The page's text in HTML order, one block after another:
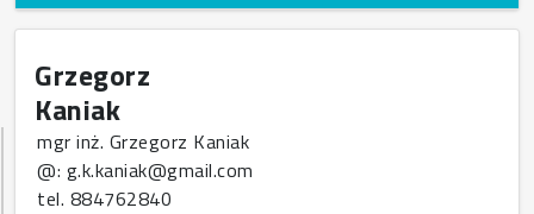
Grzegorz
Kaniak
mgr inż. Grzegorz Kaniak
@: g.k.kaniak@gmail.com
tel. 884762840